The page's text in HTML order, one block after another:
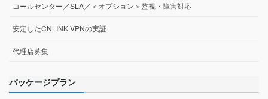
コールセンター／SLA／＜オプション＞監視・障害対応
安定したCNLINK VPNの実証
代理店募集
パッケージプラン